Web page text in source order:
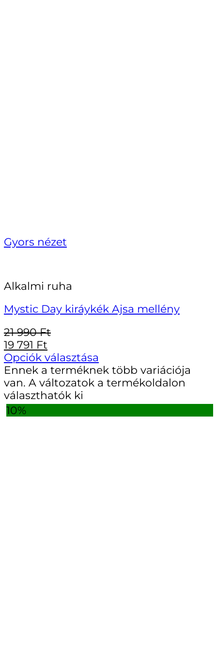
Gyors nézet
Alkalmi ruha
Mystic Day kiráykék Ajsa mellény
21 990Ft
19 791 Ft
Opciók választása
Ennek a terméknek több variációja
van. A változatok a termékoldalon
választhatók ki
10%